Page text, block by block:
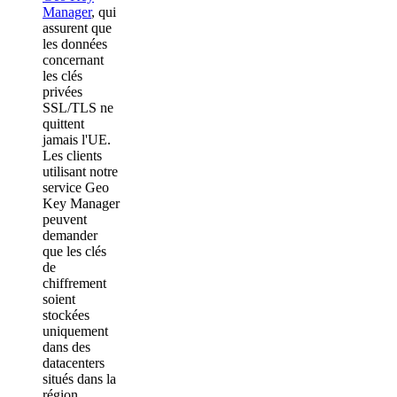
Manager, qui
assurent que
les données
concernant
les clés
privées
SSL/TLS ne
quittent
jamais l'UE.
Les clients
utilisant notre
service Geo
Key Manager
peuvent
demander
que les clés
de
chiffrement
soient
stockées
uniquement
dans des
datacenters
situés dans la